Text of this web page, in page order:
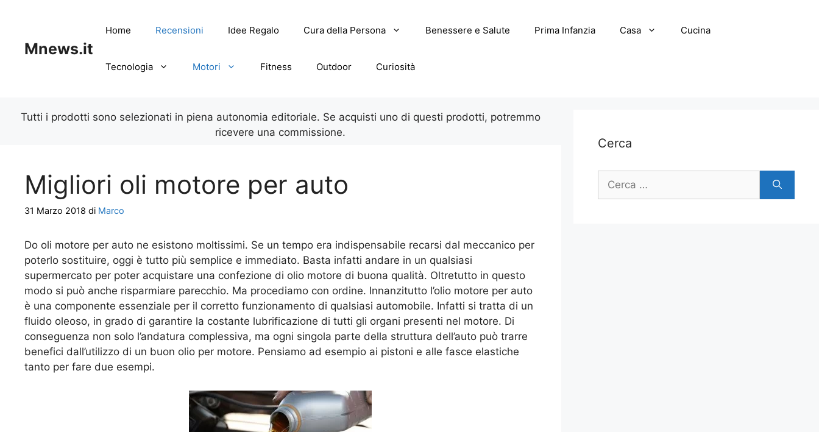
Mnews.it
Home Recensioni Idee Regalo Cura della Persona Benessere e Salute Prima Infanzia Casa Cucina
Tecnologia Motori Fitness Outdoor Curiosità
Tutti i prodotti sono selezionati in piena autonomia editoriale. Se acquisti uno di questi prodotti, potremmo
ricevere una commissione.
Migliori oli motore per auto
31 Marzo 2018 di Marco
Do oli motore per auto ne esistono moltissimi. Se un tempo era indispensabile recarsi dal meccanico per
poterlo sostituire, oggi è tutto più semplice e immediato. Basta infatti andare in un qualsiasi
supermercato per poter acquistare una confezione di olio motore di buona qualità. Oltretutto in questo
modo si può anche risparmiare parecchio. Ma procediamo con ordine. Innanzitutto l’olio motore per auto
è una componente essenziale per il corretto funzionamento di qualsiasi automobile. Infatti si tratta di un
fluido oleoso, in grado di garantire la costante lubrificazione di tutti gli organi presenti nel motore. Di
conseguenza non solo l’andatura complessiva, ma ogni singola parte della struttura dell’auto può trarre
benefici dall’utilizzo di un buon olio per motore. Pensiamo ad esempio ai pistoni e alle fasce elastiche
tanto per fare due esempi.
Cerca
Ricerca